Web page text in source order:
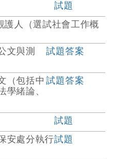
試題
護人（選試社會工作概
文與測
試題答案
（包括中
學緒論、
試題答案
試題
安處分執行試題